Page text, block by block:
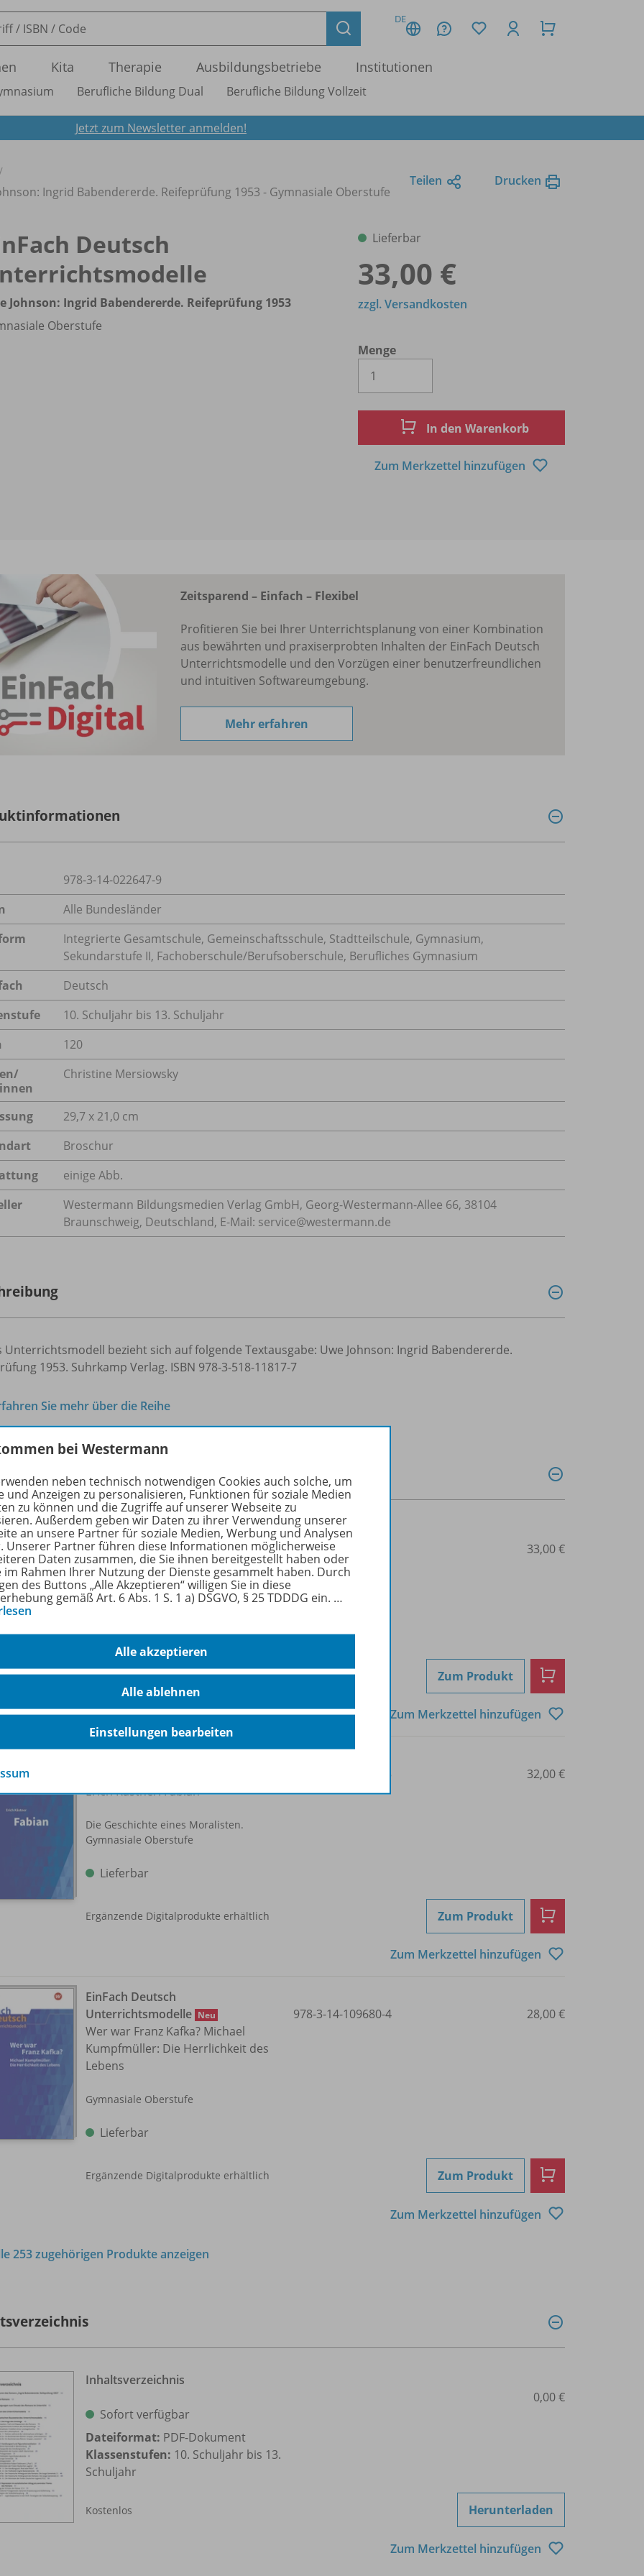
DE
Kita Therapie Ausbildungsbetriebe Institutionen
Berufliche Bildung Dual Berufliche Bildung Vollzeit
Jetzt zum Newsletter anmelden!
Ingrid Babendererde. Reifeprüfung 1953 - Gymnasiale Oberstufe
Teilen Drucken
Deutsch
Johnson: Ingrid Babendererde. Reifeprüfung 1953
Oberstufe
Lieferbar
33,00 €
Menge
zzgl. Versandkosten
In den Warenkorb
Zum Merkzettel hinzufügen
Zeitsparend – Einfach – Flexibel
Profitieren Sie bei Ihrer Unterrichtsplanung von einer Kombination
aus bewährten und praxiserprobten Inhalten der EinFach Deutsch
Unterrichtsmodelle und den Vorzügen einer benutzerfreundlichen
und intuitiven Softwareumgebung.
Mehr erfahren
978-3-14-022647-9
Alle Bundesländer
Integrierte Gesamtschule, Gemeinschaftsschule, Stadtteilschule, Gymnasium,
Sekundarstufe II, Fachoberschule/Berufsoberschule, Berufliches Gymnasium
Deutsch
10. Schuljahr bis 13. Schuljahr
120
Christine Mersiowsky
29,7 x 21,0 cm
Broschur
einige Abb.
Westermann Bildungsmedien Verlag GmbH, Georg-Westermann-Allee 66, 38104
Braunschweig, Deutschland, E-Mail: service@westermann.de
Unterrichtsmodell bezieht sich auf folgende Textausgabe: Uwe Johnson: Ingrid Babendererde.
1953. Suhrkamp Verlag. ISBN 978-3-518-11817-7
Sie mehr über die Reihe
Produkte
EinFach Deutsch
Unterrichtsmodelle
Henrik Ibsen: Ein Volksfeind
Gymnasiale Oberstufe
Lieferbar
978-3-14-022474-1 33,00 €
Zum Produkt
Zum Merkzettel hinzufügen
Erich Kästner: Fabian
Die Geschichte eines Moralisten.
Gymnasiale Oberstufe
Lieferbar
Ergänzende Digitalprodukte erhältlich
32,00 €
Zum Produkt
Zum Merkzettel hinzufügen
EinFach Deutsch
Unterrichtsmodelle Neu
Wer war Franz Kafka? Michael
Kumpfmüller: Die Herrlichkeit des
Lebens
Gymnasiale Oberstufe
Lieferbar
Ergänzende Digitalprodukte erhältlich
978-3-14-109680-4 28,00 €
Zum Produkt
Zum Merkzettel hinzufügen
253 zugehörigen Produkte anzeigen
Inhaltsverzeichnis
Sofort verfügbar
Dateiformat: PDF-Dokument
Klassenstufen: 10. Schuljahr bis 13.
Schuljahr
Kostenlos
0,00 €
Herunterladen
Zum Merkzettel hinzufügen
bei Westermann
neben technisch notwendigen Cookies auch solche, um
und Anzeigen zu personalisieren, Funktionen für soziale Medien
zu können und die Zugriffe auf unserer Webseite zu
Außerdem geben wir Daten zu ihrer Verwendung unserer
an unsere Partner für soziale Medien, Werbung und Analysen
Unserer Partner führen diese Informationen möglicherweise
Daten zusammen, die Sie ihnen bereitgestellt haben oder
im Rahmen Ihrer Nutzung der Dienste gesammelt haben. Durch
des Buttons „Alle Akzeptieren“ willigen Sie in diese
gemäß Art. 6 Abs. 1 S. 1 a) DSGVO, § 25 TDDDG ein. …
Alle akzeptieren
Alle ablehnen
Einstellungen bearbeiten